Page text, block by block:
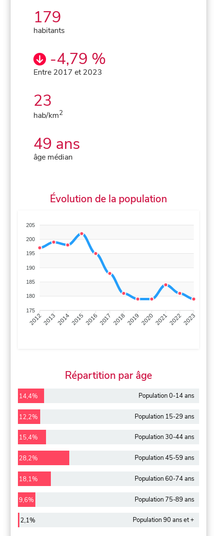
179
habitants
-4,79 %
Entre 2017 et 2023
23
hab/km2
49 ans
âge médian
Évolution de la population
205
200
195
190
185
180
175
201220132014201520162017 20182019 2020202120222023
Répartition par âge
14,4% Population 0-14 ans
12,2% Population 15-29 ans
15,4% Population 30-44 ans
28,2% Population 45-59 ans
18,1% Population 60-74 ans
9,6% Population 75-89 ans
2,1% Population 90 ans et +